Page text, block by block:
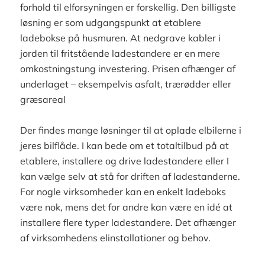
forhold til elforsyningen er forskellig. Den billigste
løsning er som udgangspunkt at etablere
ladebokse på husmuren. At nedgrave kabler i
jorden til fritstående ladestandere er en mere
omkostningstung investering. Prisen afhænger af
underlaget – eksempelvis asfalt, trærødder eller
græsareal
Der findes mange løsninger til at oplade elbilerne i
jeres bilflåde. I kan bede om et totaltilbud på at
etablere, installere og drive ladestandere eller I
kan vælge selv at stå for driften af ladestanderne.
For nogle virksomheder kan en enkelt ladeboks
være nok, mens det for andre kan være en idé at
installere flere typer ladestandere. Det afhænger
af virksomhedens elinstallationer og behov.